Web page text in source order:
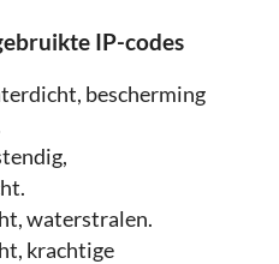
IP-codes
bescherming
waterstralen.
krachtige